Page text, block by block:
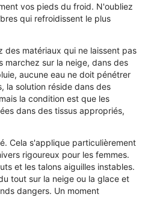
vos pieds du froid. N'oubliez
qui refroidissent le plus
des matériaux qui ne laissent pas
marchez sur la neige, dans des
aucune eau ne doit pénétrer
la solution réside dans des
la condition est que les
dans des tissus appropriés,
Cela s'applique particulièrement
rigoureux pour les femmes.
et les talons aiguilles instables.
tout sur la neige ou la glace et
dangers. Un moment